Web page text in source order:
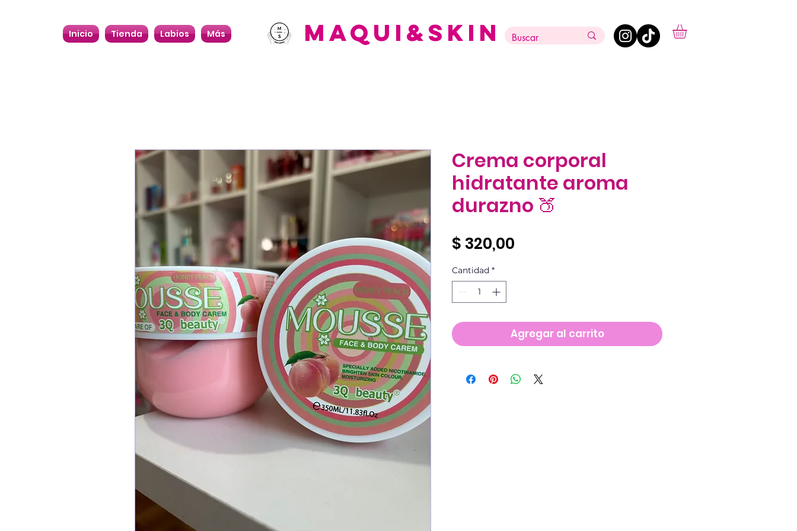
Inicio Tienda Labios Más Maqui&Skin
Crema corporal
hidratante aroma
durazno 🍑
$ 320,00
Cantidad *
Agregar al carrito